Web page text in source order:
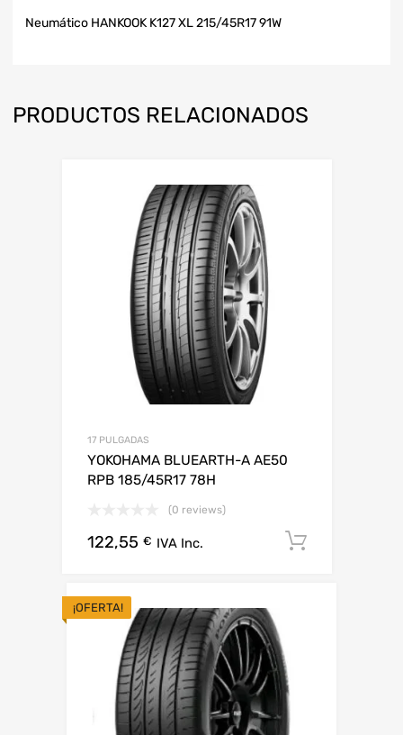
Neumático HANKOOK K127 XL 215/45R17 91W
PRODUCTOS RELACIONADOS
17 PULGADAS
YOKOHAMA BLUEARTH-A AE50
RPB 185/45R17 78H
(0 reviews)
122,55 € IVA Inc.
¡OFERTA!